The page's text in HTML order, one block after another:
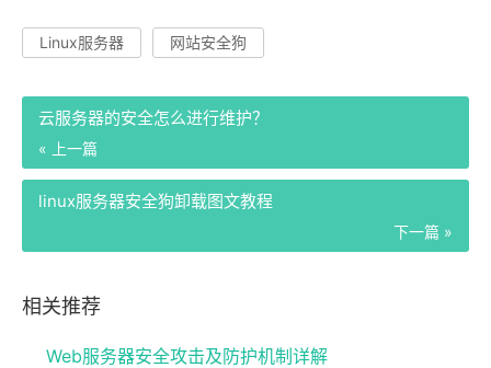
Linux服务器 网站安全狗
云服务器的安全怎么进行维护？
« 上一篇
linux服务器安全狗卸载图文教程
下一篇 »
相关推荐
Web服务器安全攻击及防护机制详解